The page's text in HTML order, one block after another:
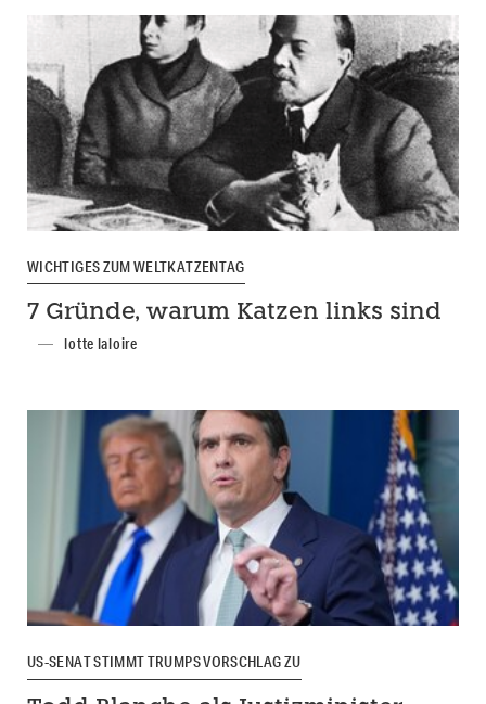
WICHTIGES ZUM WELTKATZENTAG
7 Gründe, warum Katzen links sind
lotte laloire
US-SENAT STIMMT TRUMPS VORSCHLAG ZU